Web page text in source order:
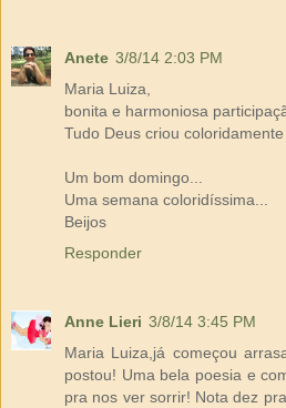
Anete 3/8/14 2:03 PM
Maria Luiza,
bonita e harmoniosa
Tudo Deus criou
Um bom domingo...
Uma semana coloridíssima...
Beijos
Responder
Anne Lieri 3/8/14 3:45 PM
Maria Luiza,já começou
postou! Uma bela poesia e
pra nos ver sorrir! Nota dez